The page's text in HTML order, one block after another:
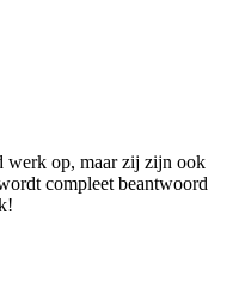
werk op, maar zij zijn ook
compleet beantwoord